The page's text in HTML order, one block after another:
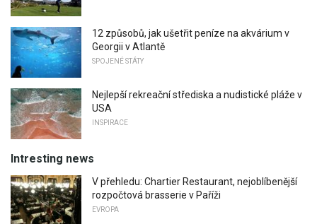
12 způsobů, jak ušetřit peníze na akvárium v ​​
Georgii v Atlantě
SPOJENÉ STÁTY
Nejlepší rekreační střediska a nudistické pláže v
USA
INSPIRACE
Intresting news
V přehledu: Chartier Restaurant, nejoblíbenější
rozpočtová brasserie v Paříži
EVROPA